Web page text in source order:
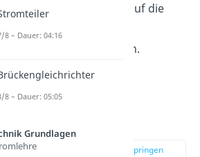
den Elektronenstrahl auf die
gewünschte Stelle des
abzulenken.
Röhre
zur Stelle im Video springen
8 – Dauer: 04:16
8 – Dauer: 05:05
Grundlagen